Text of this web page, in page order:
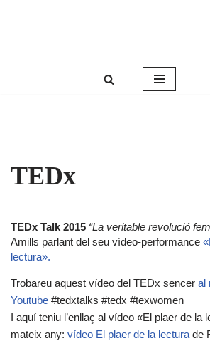
TEDx
TEDx Talk 2015 “La veritable revolució
Amills parlant del seu vídeo-performance
lectura».
Trobareu aquest vídeo del TEDx sencer al
Youtube #tedxtalks #tedx #texwomen
I aquí teniu l’enllaç al vídeo «El plaer de la
mateix any: vídeo El plaer de la lectura de